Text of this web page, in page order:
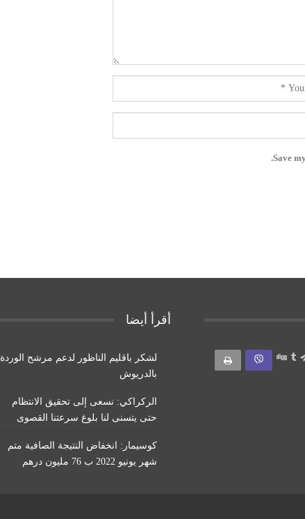
Save
أقرأ أيضا
لشكر باقليم الناظور لدعم مرشح الوردة
بالدريوش
الركراكي: نسعى إلى تحقيق الانتظام
حتى يتسنى لنا بلوغ سرعتنا القصوى
كوسيمار: انخفاض النتيجة الصافية متم
شهر يونيو 2022 ب 76 مليون درهم